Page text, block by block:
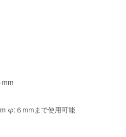
mm
φ:６mmまで使用可能